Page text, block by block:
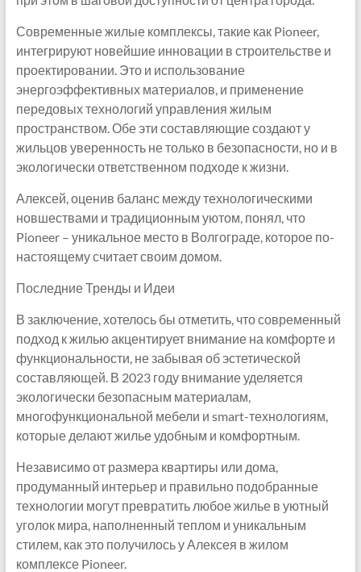
Современные жилые комплексы, такие как Pioneer,
интегрируют новейшие инновации в строительстве и
проектировании. Это и использование
энергоэффективных материалов, и применение
передовых технологий управления жилым
пространством. Обе эти составляющие создают у
жильцов уверенность не только в безопасности, но и в
экологически ответственном подходе к жизни.
Алексей, оценив баланс между технологическими
новшествами и традиционным уютом, понял, что
Pioneer – уникальное место в Волгограде, которое по-
настоящему считает своим домом.
Последние Тренды и Идеи
В заключение, хотелось бы отметить, что современный
подход к жилью акцентирует внимание на комфорте и
функциональности, не забывая об эстетической
составляющей. В 2023 году внимание уделяется
экологически безопасным материалам,
многофункциональной мебели и smart-технологиям,
которые делают жилье удобным и комфортным.
Независимо от размера квартиры или дома,
продуманный интерьер и правильно подобранные
технологии могут превратить любое жилье в уютный
уголок мира, наполненный теплом и уникальным
стилем, как это получилось у Алексея в жилом
комплексе Pioneer.